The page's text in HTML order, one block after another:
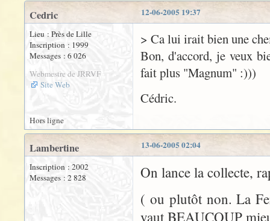
12-06-2005 19:37
Cedric
Lieu : Près de Lille
Inscription : 1999
Messages : 6 026
Webmestre de JRRVF
Site Web
> Ca lui irait bien une
Bon, d'accord, je veux
fait plus "Magnum" :)))
Cédric.
Hors ligne
13-06-2005 02:04
Lambertine
Inscription : 2002
Messages : 2 828
On lance la collecte,
( ou plutôt non. La
vaut BEAUCOUP